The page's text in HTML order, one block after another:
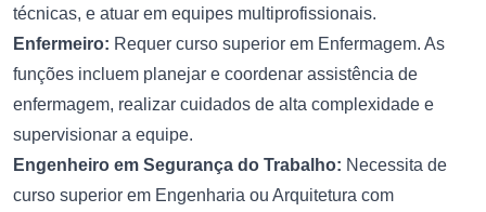
técnicas, e atuar em equipes multiprofissionais.
Enfermeiro: Requer curso superior em Enfermagem. As
funções incluem planejar e coordenar assistência de
enfermagem, realizar cuidados de alta complexidade e
supervisionar a equipe.
Engenheiro em Segurança do Trabalho: Necessita de
curso superior em Engenharia ou Arquitetura com